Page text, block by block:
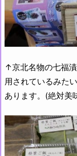
↑京北名物の七福
用されているみた
あります。(絶対美